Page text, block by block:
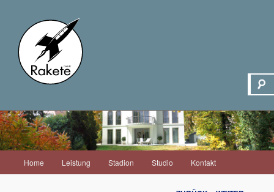
Zum
Home Leistung Stadion Studio Kontakt